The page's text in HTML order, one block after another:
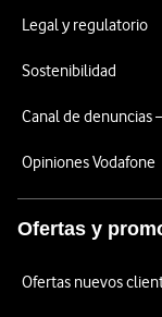
Legal y regulatorio
Sostenibilidad
Canal de denuncias
Opiniones Vodafone
Ofertas y
Ofertas nuevos